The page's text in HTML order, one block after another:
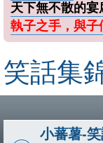
天下無不散的宴
執子之手，與子
笑話集
小蕃薯-